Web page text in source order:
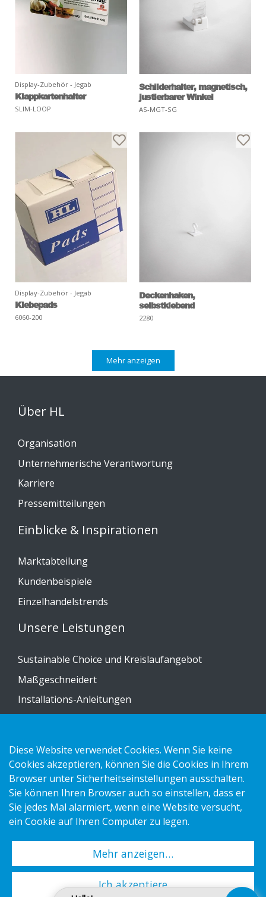
Display-Zubehör - Jegab
Klappkartenhalter
SLIM-LOOP
Schilderhalter, magnetisch,
justierbarer Winkel
AS-MGT-SG
Display-Zubehör - Jegab
Klebepads
6060-200
Deckenhaken,
selbstklebend
2280
Mehr anzeigen
Über HL
Organisation
Unternehmerische Verantwortung
Karriere
Pressemitteilungen
Einblicke & Inspirationen
Marktabteilung
Kundenbeispiele
Einzelhandelstrends
Unsere Leistungen
Sustainable Choice und Kreislaufangebot
Maßgeschneidert
Installations-Anleitungen
Kontakt
Datenschutzerklärung
Cookies
Impressum
Copyright 2026 HL Display AB. All rights reserved.
Diese Website verwendet Cookies. Wenn Sie keine
Cookies akzeptieren, können Sie die Cookies in Ihrem
Browser unter Sicherheitseinstellungen ausschalten.
Sie können Ihren Browser auch so einstellen, dass er
Sie jedes Mal alarmiert, wenn eine Website versucht,
ein Cookie auf Ihren Computer zu legen.
Mehr anzeigen…
Ich akzeptiere